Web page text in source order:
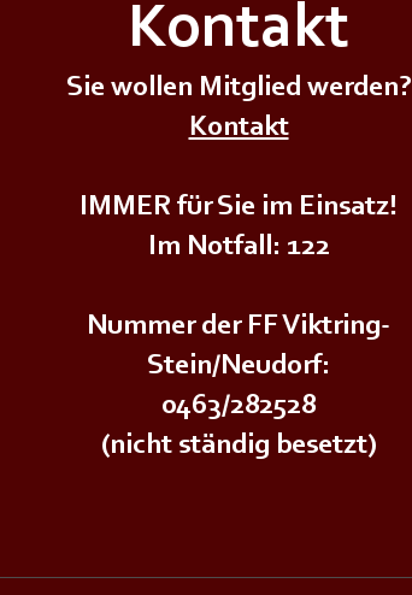
+++𝗦𝗜𝗥𝗘𝗡𝗘𝗡𝗔𝗟𝗔𝗥𝗠+++
Kontakt
Sie wollen Mitglied werden?
Kontakt
IMMER für Sie im Einsatz!
Im Notfall: 122
Nummer der FF Viktring-
Stein/Neudorf:
0463/282528
(nicht ständig besetzt)